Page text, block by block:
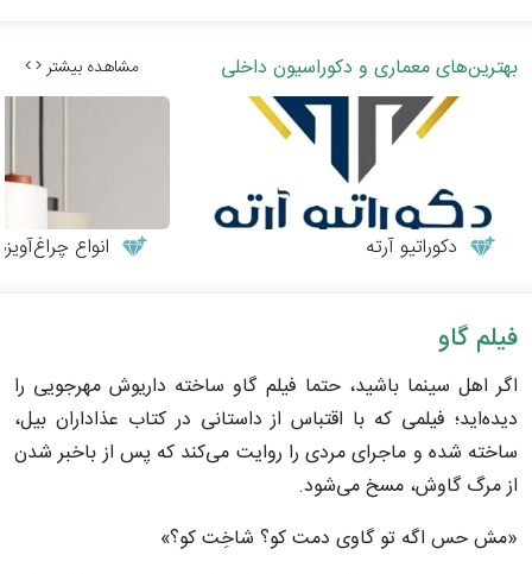
بهترین‌های معماری و دکوراسیون داخلی مشاهده بیشتر
دکوراتیو آرته انواع
فیلم گاو
اگر اهل سینما باشید، حتما فیلم گاو ساخته داریوش مهرجویی را
دیده‌اید؛ فیلمی که با اقتباس از داستانی در کتاب عذاداران بیل،
ساخته شده و ماجرای مردی را روایت می‌کند که پس از باخبر شدن
از مرگ گاوش، مسخ می‌شود.
«مش حس اگه تو گاوی دمت کو؟ شاخِت کو؟»